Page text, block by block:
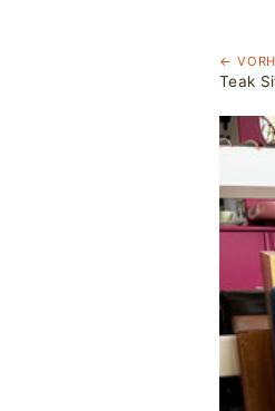
←
Teak